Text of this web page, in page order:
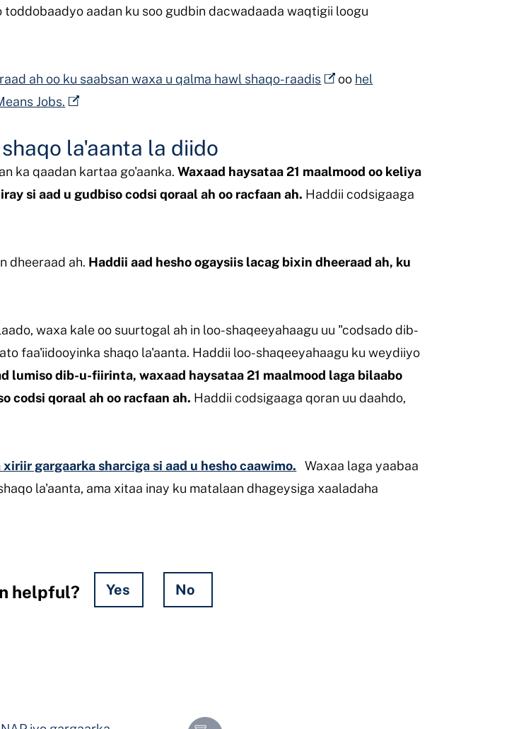
aadan ku soo gudbin dacwadaada waqtigii loogu
ah oo ku saabsan waxa u qalma hawl shaqo-raadis oo hel
Jobs.
la'aanta la diido
ka qaadan kartaa go'aanka.Waxaad haysataa 21 maalmood oo keliya
si aad u gudbiso codsi qoraal ah oo racfaan ah. Haddii codsigaaga
dheeraad ah. Haddii aad hesho ogaysiis lacag bixin dheeraad ah, ku
waxa kale oo suurtogal ah in loo-shaqeeyahaagu uu "codsado dib-
faa'iidooyinka shaqo la'aanta. Haddii loo-shaqeeyahaagu ku weydiiyo
lumiso dib-u-fiirinta, waxaad haysataa 21 maalmood laga bilaabo
codsi qoraal ah oo racfaan ah. Haddii codsigaaga qoran uu daahdo,
gargaarka sharciga si aad u hesho caawimo.
Waxaa laga yaabaa
la'aanta, ama xitaa inay ku matalaan dhageysiga xaaladaha
helpful? Yes No